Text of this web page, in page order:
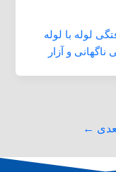
لوله با لوله
و آزار
←